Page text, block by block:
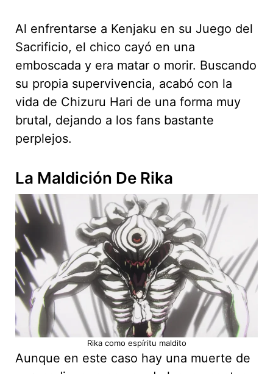
Al enfrentarse a Kenjaku en su Juego del
Sacrificio, el chico cayó en una
emboscada y era matar o morir. Buscando
su propia supervivencia, acabó con la
vida de Chizuru Hari de una forma muy
brutal, dejando a los fans bastante
perplejos.
La Maldición De Rika
Rika como espíritu maldito
Aunque en este caso hay una muerte de